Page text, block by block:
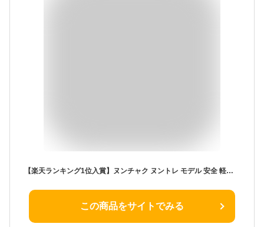
【楽天ランキング1位入賞】ヌンチャク ヌントレ モデル 安全 軽い ウレタン製
この商品をサイトでみる